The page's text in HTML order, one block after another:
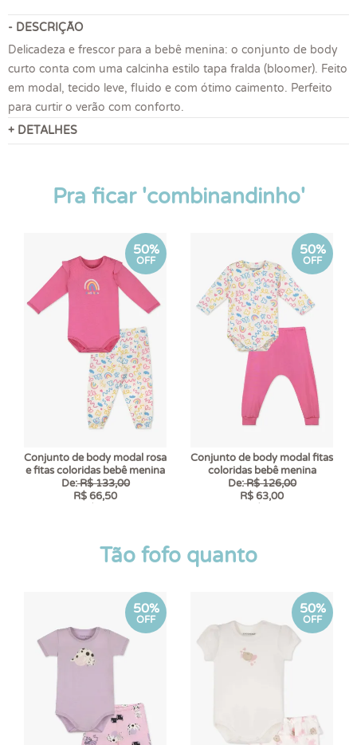
- DESCRIÇÃO
Delicadeza e frescor para a bebê menina: o conjunto de body
curto conta com uma calcinha estilo tapa fralda (bloomer). Feito
em modal, tecido leve, fluido e com ótimo caimento. Perfeito
para curtir o verão com conforto.
+ DETALHES
Pra ficar 'combinandinho'
50%
OFF
Conjunto de body modal rosa
e fitas coloridas bebê menina
De:R$ 133,00
R$ 66,50
50%
OFF
Conjunto de body modal fitas
coloridas bebê menina
De:R$ 126,00
R$ 63,00
Tão fofo quanto
50%
OFF
50%
OFF